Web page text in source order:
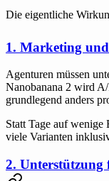
Die eigentliche
1. Marketing
Agenturen müssen
Nanobanana 2 wird
grundlegend anders
Statt Tage auf
viele Varianten
2. Unterstützung